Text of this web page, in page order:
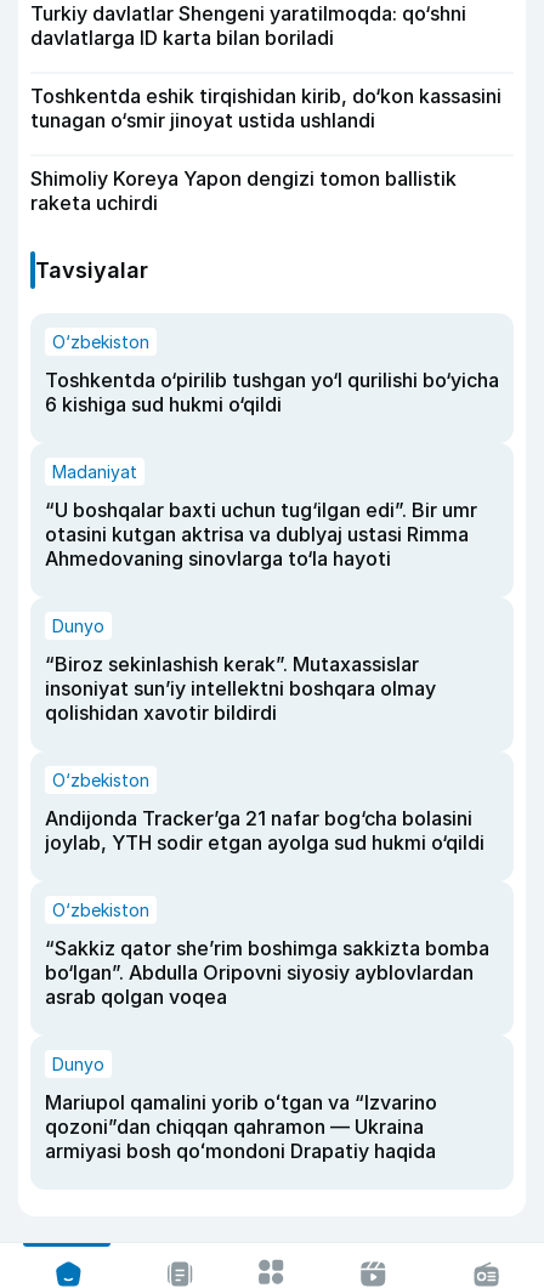
Turkiy davlatlar Shengeni yaratilmoqda: qo‘shni
davlatlarga ID karta bilan boriladi
Toshkentda eshik tirqishidan kirib, do‘kon kassasini
tunagan o‘smir jinoyat ustida ushlandi
Shimoliy Koreya Yapon dengizi tomon ballistik
raketa uchirdi
Tavsiyalar
O‘zbekiston
Toshkentda o‘pirilib tushgan yo‘l qurilishi bo‘yicha
6 kishiga sud hukmi o‘qildi
Madaniyat
“U boshqalar baxti uchun tug‘ilgan edi”. Bir umr
otasini kutgan aktrisa va dublyaj ustasi Rimma
Ahmedovaning sinovlarga to‘la hayoti
Dunyo
“Biroz sekinlashish kerak”. Mutaxassislar
insoniyat sun’iy intellektni boshqara olmay
qolishidan xavotir bildirdi
O‘zbekiston
Andijonda Tracker’ga 21 nafar bog‘cha bolasini
joylab, YTH sodir etgan ayolga sud hukmi o‘qildi
O‘zbekiston
“Sakkiz qator she’rim boshimga sakkizta bomba
bo‘lgan”. Abdulla Oripovni siyosiy ayblovlardan
asrab qolgan voqea
Dunyo
Mariupol qamalini yorib oʻtgan va “Izvarino
qozoni”dan chiqqan qahramon — Ukraina
armiyasi bosh qoʻmondoni Drapatiy haqida